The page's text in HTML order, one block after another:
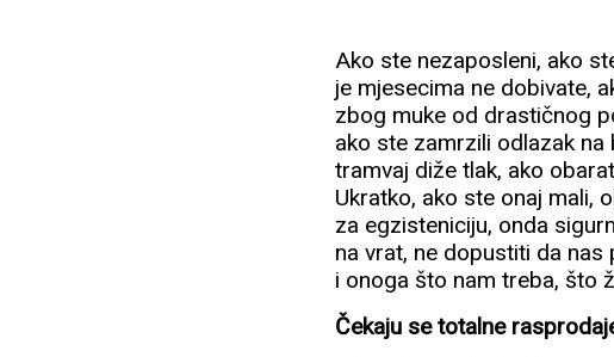
Ako ste nezaposleni, ako
je mjesecima ne dobivate,
zbog muke od drastičnog
ako ste zamrzili odlazak
tramvaj diže tlak, ako
Ukratko, ako ste onaj mali,
za egzisteniciju, onda
na vrat, ne dopustiti da
i onoga što nam treba, što
Čekaju se totalne